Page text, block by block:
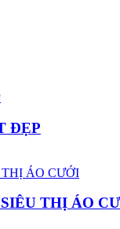
ĐẸP
THỊ ÁO